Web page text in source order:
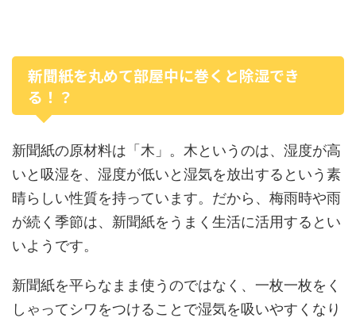
新聞紙を丸めて部屋中に巻くと除湿でき
る！？
新聞紙の原材料は「木」。木というのは、湿度が高
いと吸湿を、湿度が低いと湿気を放出するという素
晴らしい性質を持っています。だから、梅雨時や雨
が続く季節は、新聞紙をうまく生活に活用するとい
いようです。
新聞紙を平らなまま使うのではなく、一枚一枚をく
しゃってシワをつけることで湿気を吸いやすくなり